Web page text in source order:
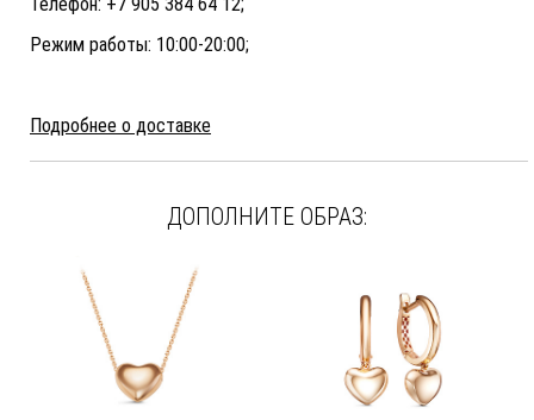
Режим работы: 10:00-20:00;
Подробнее о доставке
ДОПОЛНИТЕ ОБРАЗ: